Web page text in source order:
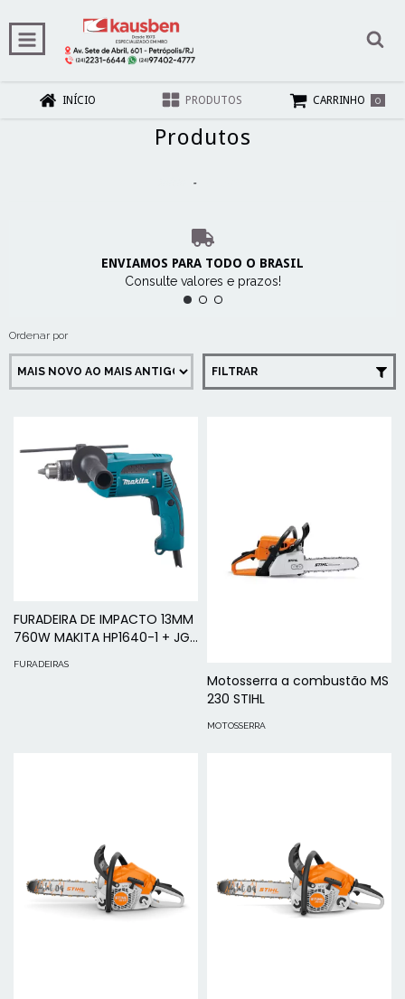
INÍCIO PRODUTOS CARRINHO 0
Produtos
-
ENVIAMOS PARA TODO O BRASIL
Consulte valores e prazos!
Ordenar por
FILTRAR
FURADEIRA DE IMPACTO 13MM
760W MAKITA HP1640-1 + JG
FURADEIRAS
Motosserra a combustão MS
230 STIHL
MOTOSSERRA